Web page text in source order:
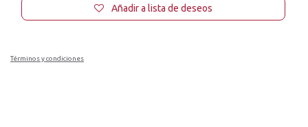
Añadir a lista de deseos
Términos y condiciones